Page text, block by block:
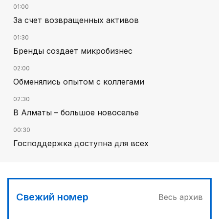
01:00
За счет возвращенных активов
01:30
Бренды создает микробизнес
02:00
Обменялись опытом с коллегами
02:30
В Алматы – большое новоселье
00:30
Господдержка доступна для всех
Продолжаются инспекционные поездки
Свежий номер Весь архив